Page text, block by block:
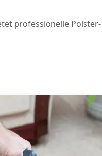
professionelle